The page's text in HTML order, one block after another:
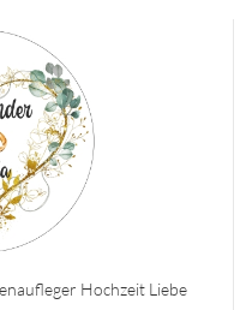
Hochzeit Liebe